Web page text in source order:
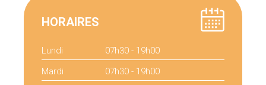
HORAIRES
Lundi
07h30 - 19h00
Mardi
07h30 - 19h00